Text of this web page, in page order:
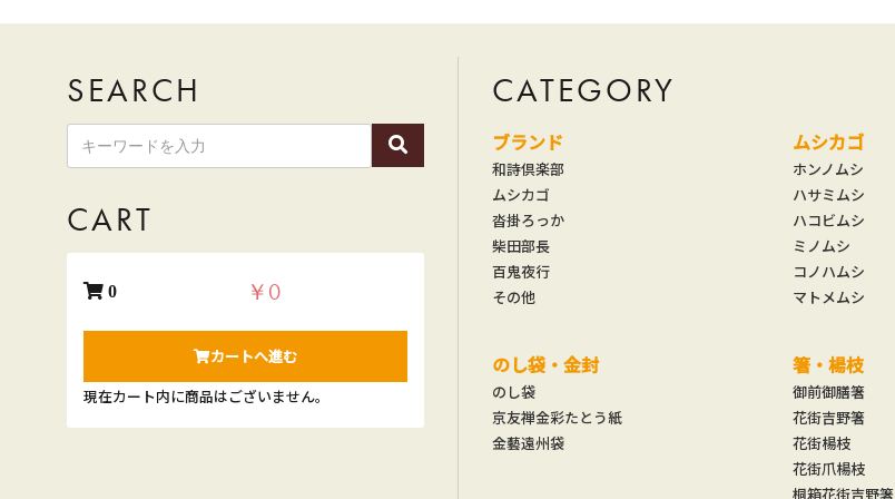
SEARCH
CART
0 ￥0
カートへ進む
現在カート内に商品はございません。
CATEGORY
ブランド
和詩倶楽部
ムシカゴ
沓掛ろっか
柴田部長
百鬼夜行
その他
ムシカゴ
ホンノムシ
ハサミムシ
ハコビムシ
ミノムシ
コノハムシ
マトメムシ
のし袋・金封
のし袋
京友禅金彩たとう紙
金藝遠州袋
箸・楊枝
御前御膳箸
花街吉野箸
花街楊枝
花街爪楊枝
桐箱花街吉野箸